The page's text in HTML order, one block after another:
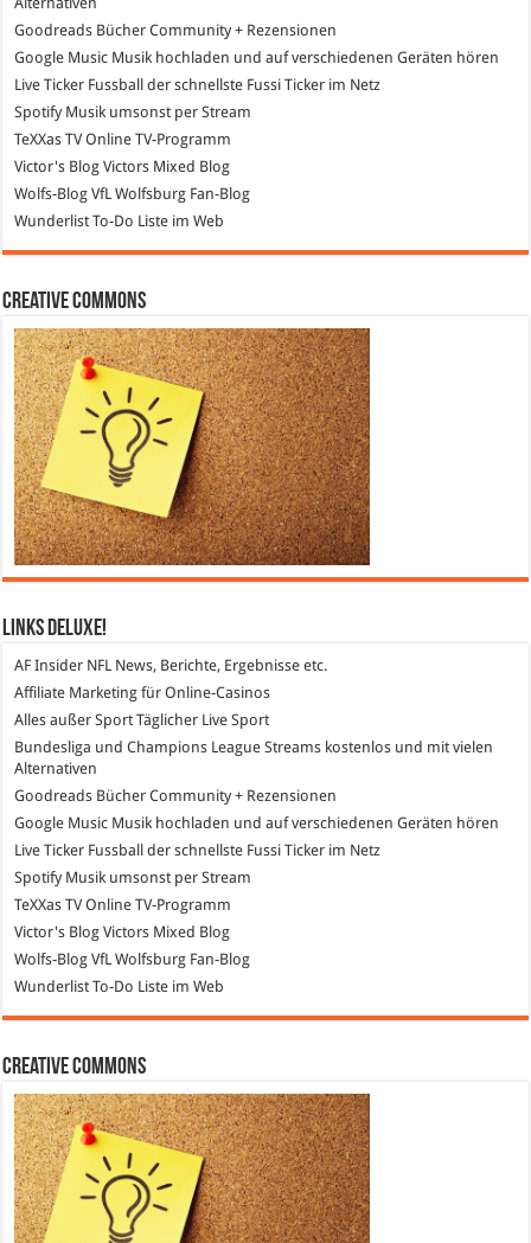
Goodreads Bücher Community + Rezensionen
Google Music Musik hochladen und auf verschiedenen Geräten hören
Live Ticker Fussball
der schnellste Fussi Ticker im Netz
SpotifyMusik umsonst per Stream
TeXXas TVOnline TV-Programm
Victor's Blog Victors Mixed Blog
Wolfs-Blog VfL Wolfsburg Fan-Blog
WunderlistTo-Do Liste im Web
Creative Commons
Links DeLuXe!
AF Insider NFL News, Berichte, Ergebnisse etc.
Affiliate Marketing für Online-Casinos
Alles außer Sport Täglicher Live Sport
Bundesliga und Champions League Streams kostenlos und mit vielen
Alternativen
Goodreads Bücher Community + Rezensionen
Google Music Musik hochladen und auf verschiedenen Geräten hören
Live Ticker Fussball
der schnellste Fussi Ticker im Netz
SpotifyMusik umsonst per Stream
TeXXas TVOnline TV-Programm
Victor's Blog Victors Mixed Blog
Wolfs-Blog VfL Wolfsburg Fan-Blog
Wunderlist To-Do Liste im Web
Creative Commons